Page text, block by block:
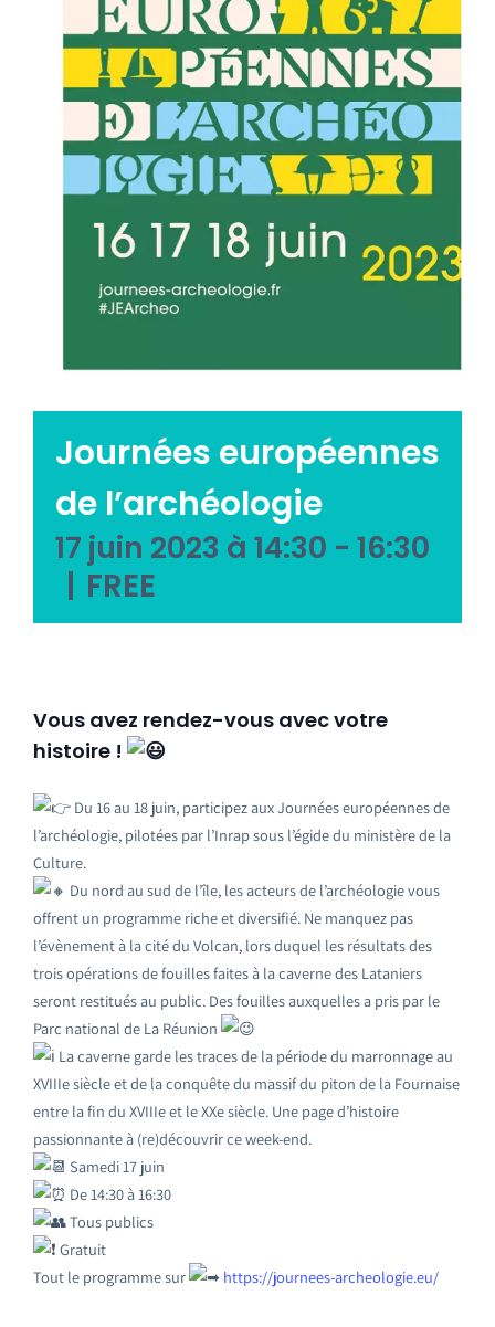
Emploi tourisme
Contact
Journées européennes
de l’archéologie
17 juin 2023 à 14:30 - 16:30
| FREE
Vous avez rendez-vous avec votre
histoire !
Du 16 au 18 juin, participez aux Journées européennes de
l’archéologie, pilotées par l’Inrap sous l’égide du ministère de la
Culture.
Du nord au sud de l’île, les acteurs de l’archéologie vous
offrent un programme riche et diversifié. Ne manquez pas
l’évènement à la cité du Volcan, lors duquel les résultats des
trois opérations de fouilles faites à la caverne des Lataniers
seront restitués au public. Des fouilles auxquelles a pris par le
Parc national de La Réunion
La caverne garde les traces de la période du marronnage au
XVIIIe siècle et de la conquête du massif du piton de la Fournaise
entre la fin du XVIIIe et le XXe siècle. Une page d’histoire
passionnante à (re)découvrir ce week-end.
Samedi 17 juin
De 14:30 à 16:30
Tous publics
Gratuit
Tout le programme sur
https://journees-archeologie.eu/